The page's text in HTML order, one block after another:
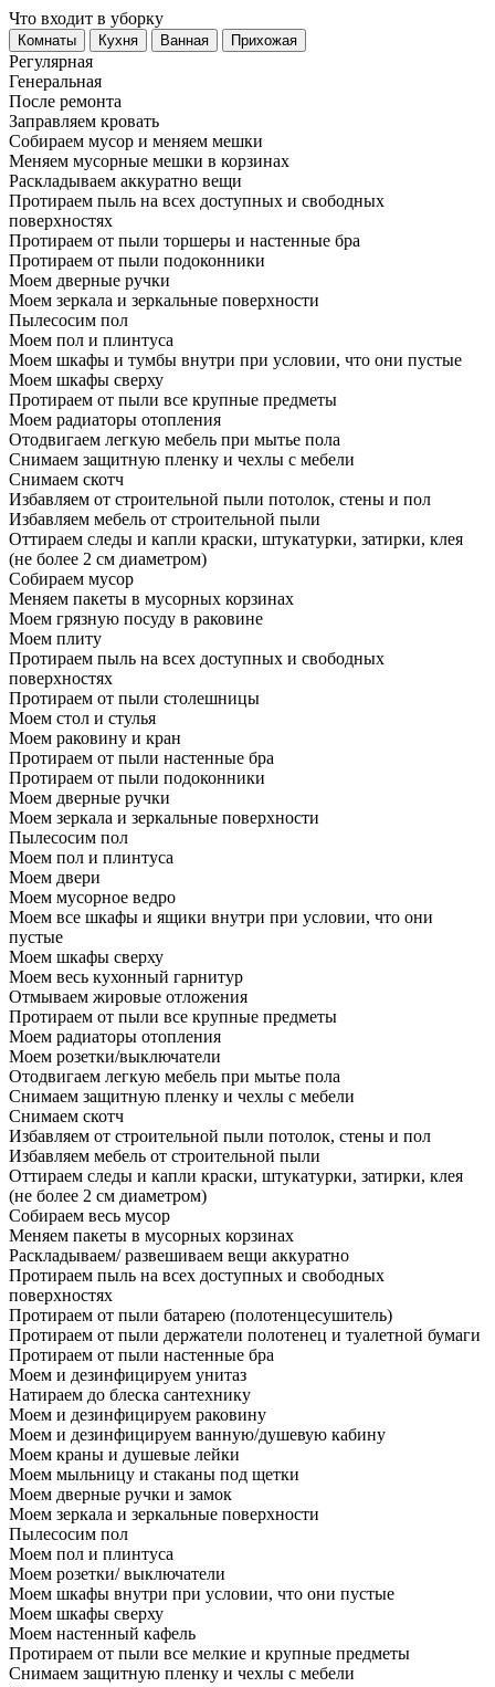
Что входит в уборку
Регу­лярная
Гене­ральная
После ремонта
Заправляем кровать
Собираем мусор и меняем мешки
Меняем мусорные мешки в корзинах
Раскладываем аккуратно вещи
Протираем пыль на всех доступных и свободных
поверхностях
Протираем от пыли торшеры и настенные бра
Протираем от пыли подоконники
Моем дверные ручки
Моем зеркала и зеркальные поверхности
Пылесосим пол
Моем пол и плинтуса
Моем шкафы и тумбы внутри при условии, что они пустые
Моем шкафы сверху
Протираем от пыли все крупные предметы
Моем радиаторы отопления
Отодвигаем легкую мебель при мытье пола
Снимаем защитную пленку и чехлы с мебели
Снимаем скотч
Избавляем от строительной пыли потолок, стены и пол
Избавляем мебель от строительной пыли
Оттираем следы и капли краски, штукатурки, затирки, клея
(не более 2 см диаметром)
Собираем мусор
Меняем пакеты в мусорных корзинах
Моем грязную посуду в раковине
Моем плиту
Протираем пыль на всех доступных и свободных
поверхностях
Протираем от пыли столешницы
Моем стол и стулья
Моем раковину и кран
Протираем от пыли настенные бра
Протираем от пыли подоконники
Моем дверные ручки
Моем зеркала и зеркальные поверхности
Пылесосим пол
Моем пол и плинтуса
Моем двери
Моем мусорное ведро
Моем все шкафы и ящики внутри при условии, что они
пустые
Моем шкафы сверху
Моем весь кухонный гарнитур
Отмываем жировые отложения
Протираем от пыли все крупные предметы
Моем радиаторы отопления
Моем розетки/выключатели
Отодвигаем легкую мебель при мытье пола
Снимаем защитную пленку и чехлы с мебели
Снимаем скотч
Избавляем от строительной пыли потолок, стены и пол
Избавляем мебель от строительной пыли
Оттираем следы и капли краски, штукатурки, затирки, клея
(не более 2 см диаметром)
Собираем весь мусор
Меняем пакеты в мусорных корзинах
Раскладываем/ развешиваем вещи аккуратно
Протираем пыль на всех доступных и свободных
поверхностях
Протираем от пыли батарею (полотенцесушитель)
Протираем от пыли держатели полотенец и туалетной бумаги
Протираем от пыли настенные бра
Моем и дезинфицируем унитаз
Натираем до блеска сантехнику
Моем и дезинфицируем раковину
Моем и дезинфицируем ванную/душевую кабину
Моем краны и душевые лейки
Моем мыльницу и стаканы под щетки
Моем дверные ручки и замок
Моем зеркала и зеркальные поверхности
Пылесосим пол
Моем пол и плинтуса
Моем розетки/ выключатели
Моем шкафы внутри при условии, что они пустые
Моем шкафы сверху
Моем настенный кафель
Протираем от пыли все мелкие и крупные предметы
Снимаем защитную пленку и чехлы с мебели